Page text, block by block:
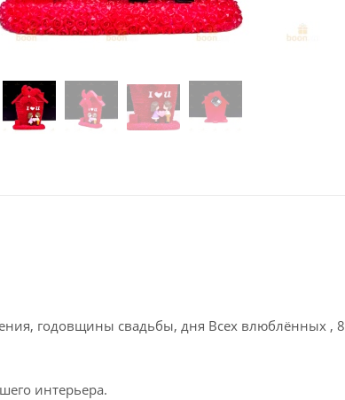
годовщины свадьбы, дня Всех влюблённых , 8
интерьера.